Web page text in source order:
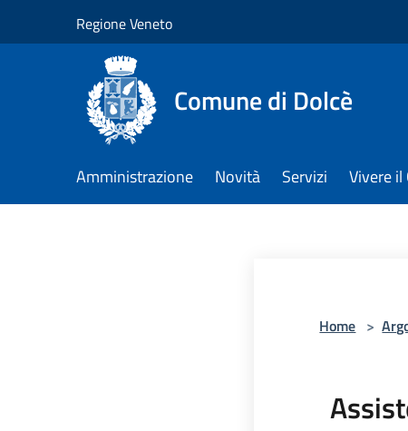
Regione Veneto
Comune di Dolcè
Amministrazione Novità Servizi Vivere
Home >